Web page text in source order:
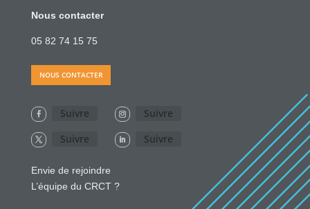
Nous contacter
05 82 74 15 75
NOUS CONTACTER
Suivre
Suivre
Suivre
Suivre
Envie de rejoindre
L’équipe du CRCT ?